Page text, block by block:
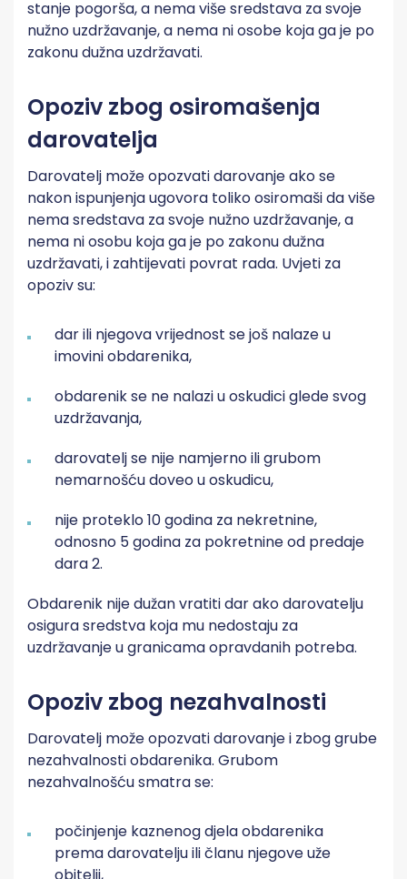
stanje pogorša, a nema više sredstava za svoje
nužno uzdržavanje, a nema ni osobe koja ga je po
zakonu dužna uzdržavati.
Opoziv zbog osiromašenja
darovatelja
Darovatelj može opozvati darovanje ako se
nakon ispunjenja ugovora toliko osiromaši da više
nema sredstava za svoje nužno uzdržavanje, a
nema ni osobu koja ga je po zakonu dužna
uzdržavati, i zahtijevati povrat rada. Uvjeti za
opoziv su:
dar ili njegova vrijednost se još nalaze u
imovini obdarenika,
obdarenik se ne nalazi u oskudici glede svog
uzdržavanja,
darovatelj se nije namjerno ili grubom
nemarnošću doveo u oskudicu,
nije proteklo 10 godina za nekretnine,
odnosno 5 godina za pokretnine od predaje
dara 2.
Obdarenik nije dužan vratiti dar ako darovatelju
osigura sredstva koja mu nedostaju za
uzdržavanje u granicama opravdanih potreba.
Opoziv zbog nezahvalnosti
Darovatelj može opozvati darovanje i zbog grube
nezahvalnosti obdarenika. Grubom
nezahvalnošću smatra se:
počinjenje kaznenog djela obdarenika
prema darovatelju ili članu njegove uže
obitelji,